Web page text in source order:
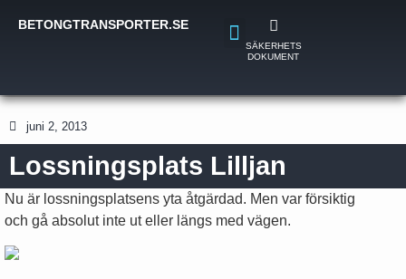
BETONGTRANSPORTER.SE
SÄKERHETS
DOKUMENT
juni 2, 2013
Lossningsplats Lilljan
Nu är lossningsplatsens yta åtgärdad. Men var försiktig
och gå absolut inte ut eller längs med vägen.